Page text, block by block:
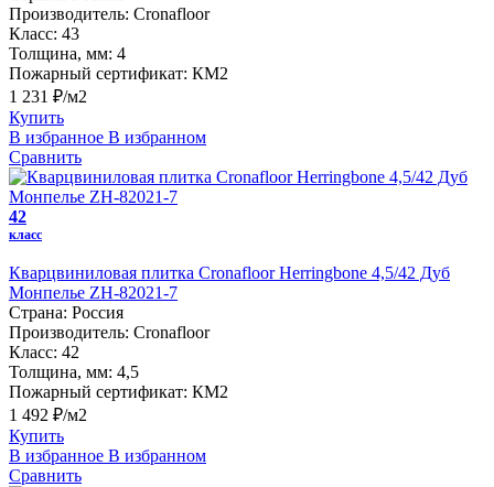
Производитель: Cronafloor
Класс: 43
Толщина, мм: 4
Пожарный сертификат: КМ2
1 231 ₽/м2
Купить
В избранное В избранном
Сравнить
42
класс
Кварцвиниловая плитка Cronafloor Herringbone 4,5/42 Дуб
Монпелье ZH-82021-7
Страна: Россия
Производитель: Cronafloor
Класс: 42
Толщина, мм: 4,5
Пожарный сертификат: КМ2
1 492 ₽/м2
Купить
В избранное В избранном
Сравнить